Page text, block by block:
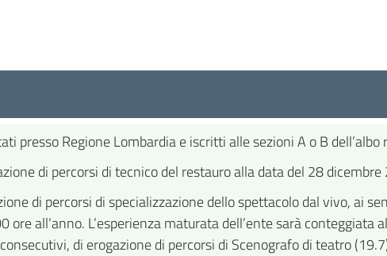
presso Regione Lombardia e iscritti alle sezioni A o B
di percorsi di tecnico del restauro alla data del 28
di percorsi di specializzazione dello spettacolo dal vivo, ai
all’anno. L’esperienza maturata dell’ente sarà
di erogazione di percorsi di Scenografo di teatro